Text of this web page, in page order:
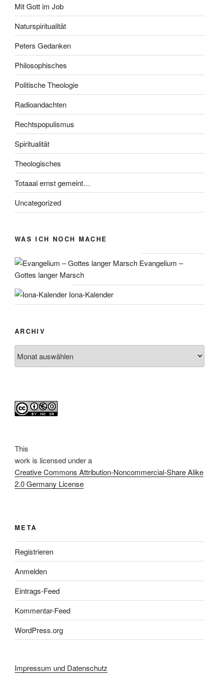
Mit Gott im Job
Naturspiritualität
Peters Gedanken
Philosophisches
Politische Theologie
Radioandachten
Rechtspopulismus
Spiritualität
Theologisches
Totaaal ernst gemeint…
Uncategorized
WAS ICH NOCH MACHE
Evangelium –
Gottes langer Marsch
Iona-Kalender
ARCHIV
This
work is licensed under a
Creative Commons Attribution-Noncommercial-Share Alike
2.0 Germany License
META
Registrieren
Anmelden
Eintrags-Feed
Kommentar-Feed
WordPress.org
Impressum und Datenschutz